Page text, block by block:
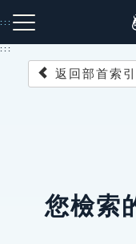
到
主
:::
:::
返回部首索
您檢索